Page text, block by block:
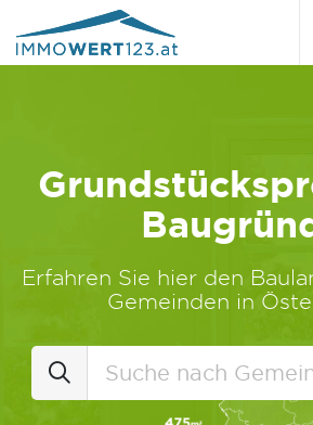
Erfahren Sie hier den
Gemeinden in